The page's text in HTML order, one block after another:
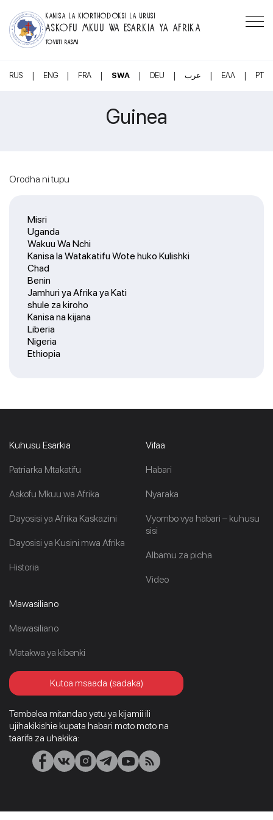
KANISA LA KIORTHODOKSI LA URUSI
ASKOFU MKUU WA ESARKIA YA AFRIKA
TOVUTI RASMI
RUS | ENG | FRA | SWA | DEU | عرب | ΕΛΛ | PT
Guinea
Misri
Uganda
Wakuu Wa Nchi
Kanisa la Watakatifu Wote huko Kulishki
Chad
Benin
Jamhuri ya Afrika ya Kati
shule za kiroho
Kanisa na kijana
Liberia
Nigeria
Ethiopia
Orodha ni tupu
Kuhusu Esarkia
Patriarka Mtakatifu
Askofu Mkuu wa Afrika
Dayosisi ya Afrika Kaskazini
Dayosisi ya Kusini mwa Afrika
Historia
Vifaa
Habari
Nyaraka
Vyombo vya habari – kuhusu
sisi
Albamu za picha
Video
Mawasiliano
Mawasiliano
Matakwa ya kibenki
Kutoa msaada (sadaka)
Tembelea mitandao yetu ya kijamii ili
ujihakikishie kupata habari moto moto na
taarifa za uhakika: